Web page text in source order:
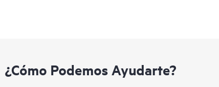
¿Cómo Podemos Ayudarte?